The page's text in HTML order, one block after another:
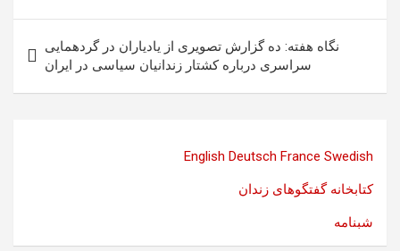
نگاه هفته: ده گزارش تصویری از یادیاران در گردهمایی
سراسری درباره کشتار زندانیان سیاسی در ایران
English Deutsch France Swedish
کتابخانه گفتگوهای زندان
شبنامه